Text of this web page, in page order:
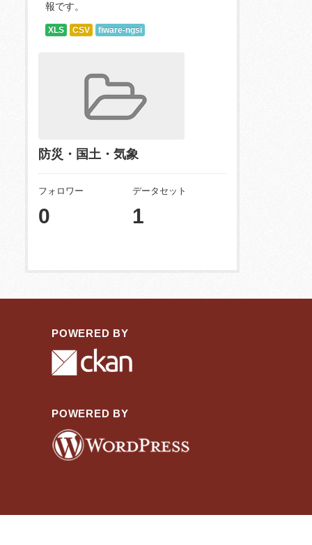
報です。
XLS CSV fiware-ngsi
防災・国土・気象
フォロワー
0
データセット
1
POWERED BY
POWERED BY